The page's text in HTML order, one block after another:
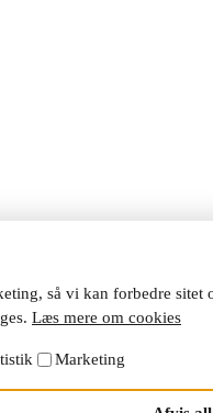
så vi kan forbedre
Læs mere om cookies
Marketing